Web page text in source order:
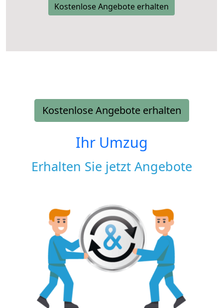
Kostenlose Angebote erhalten
Kostenlose Angebote erhalten
Ihr Umzug
Erhalten Sie jetzt Angebote